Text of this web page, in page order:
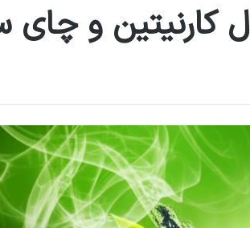
و چای